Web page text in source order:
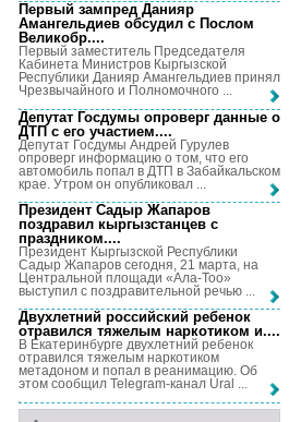
Первый зампред Данияр
Амангельдиев обсудил с Послом
Великобр....
Первый заместитель Председателя
Кабинета Министров Кыргызской
Республики Данияр Амангельдиев принял
Чрезвычайного и Полномочного ...
Депутат Госдумы опроверг данные о
ДТП с его участием....
Депутат Госдумы Андрей Гурулев
опроверг информацию о том, что его
автомобиль попал в ДТП в Забайкальском
крае. Утром он опубликовал ...
Президент Садыр Жапаров
поздравил кыргызстанцев с
праздником....
Президент Кыргызской Республики
Садыр Жапаров сегодня, 21 марта, на
Центральной площади «Ала-Тоо»
выступил с поздравительной речью ...
Двухлетний российский ребенок
отравился тяжелым наркотиком и....
В Екатеринбурге двухлетний ребенок
отравился тяжелым наркотиком
метадоном и попал в реанимацию. Об
этом сообщил Telegram-канал Ural ...